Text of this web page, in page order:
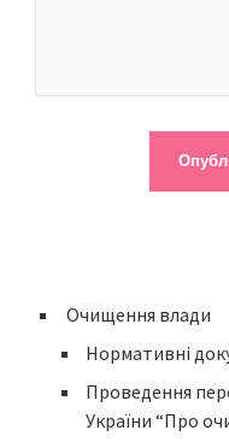
Очищення влади
Нормативні
Проведення
України “Про